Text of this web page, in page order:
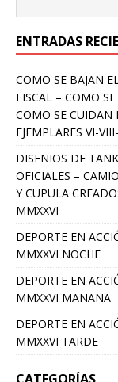
ENTRADAS
COMO SE BAJAN
FISCAL – COMO
COMO SE CUIDAN
EJEMPLARES VI-
DISENIOS DE
OFICIALES –
Y CUPULA
MMXXVI
DEPORTE EN
MMXXVI NOCHE
DEPORTE EN
MMXXVI MAÑANA
DEPORTE EN
MMXXVI TARDE